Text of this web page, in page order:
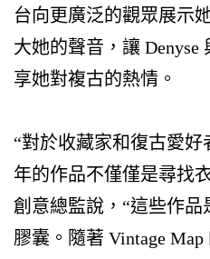
台向更廣泛的觀眾展示
大她的聲音，讓
享她對複古的熱情。
“對於收藏家和復古愛
年的作品不僅僅是尋找
創意總監說，“這些作品
膠囊。隨著 Vintage